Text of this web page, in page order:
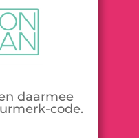
daarmee
code.